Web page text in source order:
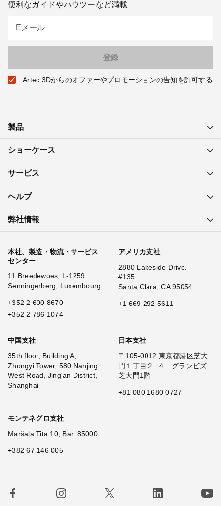
便利なガイドやハウツーなど満載
Eメール
Artec 3Dからのオファーやプロモーションの告知を許可する
製品
ショーケース
サービス
ヘルプ
弊社情報
本社、製造・物流・サービス
センター
11 Breedewues, L-1259
Senningerberg, Luxembourg
+352 2 600 8670
+352 2 786 1074
アメリカ支社
2880 Lakeside Drive,
#135
Santa Clara, CA 95054
+1 669 292 5611
中国支社
35th floor, Building A,
Zhongyi Tower, 580 Nanjing
West Road, Jing'an District,
Shanghai
日本支社
〒105-0012 東京都港区芝大
門１丁目２−４ グランビズ
芝大門1階
+81 080 1680 0727
モンテネグロ支社
Maršala Tita 10, Bar, 85000
+382 67 146 005